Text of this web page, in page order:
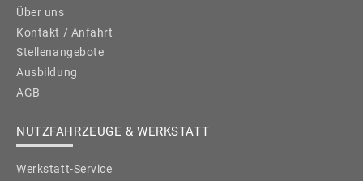
Über uns
Kontakt / Anfahrt
Stellenangebote
Ausbildung
AGB
NUTZFAHRZEUGE & WERKSTATT
Werkstatt-Service